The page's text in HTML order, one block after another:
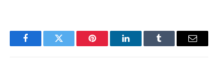
FacebookTwitter Pinterest LinkedInTumblr Email